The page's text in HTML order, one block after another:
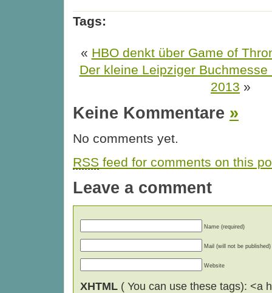
Tags:
« HBO denkt über Game of
Der kleine Leipziger
2013 »
Keine Kommentare »
No comments yet.
RSS feed for comments on this
Leave a comment
Name (required)
Mail (will not be published)
Website
XHTML ( You can use these tags): <a